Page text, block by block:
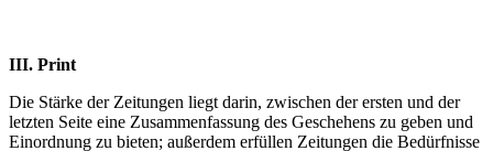
III. Print
Die Stärke der Zeitungen liegt darin, zwischen der ersten und der
letzten Seite eine Zusammenfassung des Geschehens zu geben und
Einordnung zu bieten; außerdem erfüllen Zeitungen die Bedürfnisse